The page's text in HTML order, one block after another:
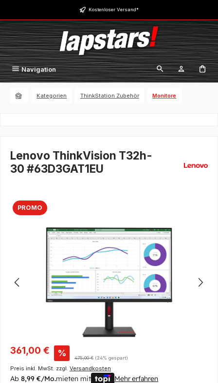
Zum Hauptinhalt springen Kostenloser Versand*
Navigation
Kategorien ThinkStation Zubehör Monitore
Lenovo ThinkVision T32h-
30 #63D3GAT1EU
PROMO
Bildergalerie überspringen
Verkaufspreis:
361,00 € % Regulärer Preis:
475,00 € (24% gespart)
Preis inkl. MwSt. zzgl. Versandkosten
Ab 8,99 €/Mo.mieten mit Mehr erfahren